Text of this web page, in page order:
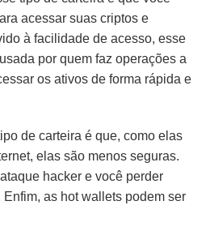
acessar suas criptos e
à facilidade de acesso, esse
por quem faz operações a
os ativos de forma rápida e
de carteira é que, como elas
elas são menos seguras.
hacker e você perder
as hot wallets podem ser